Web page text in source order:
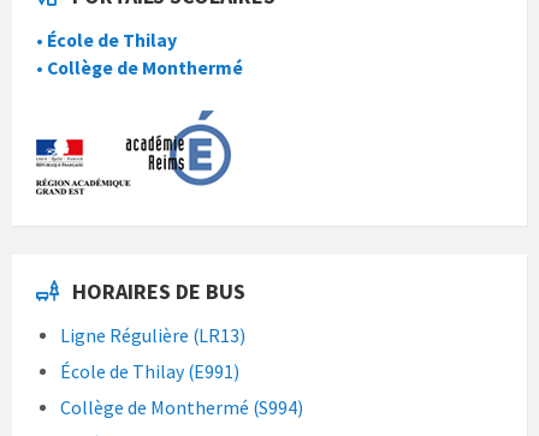
• École de Thilay
• Collège de Monthermé
HORAIRES DE BUS
Ligne Régulière (LR13)
École de Thilay (E991)
Collège de Monthermé (S994)